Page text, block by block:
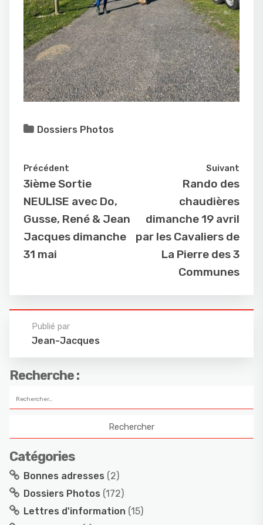
Dossiers Photos
Précédent
3ième Sortie
NEULISE avec Do,
Gusse, René & Jean
Jacques dimanche
31 mai
Suivant
Rando des
chaudières
dimanche 19 avril
par les Cavaliers de
La Pierre des 3
Communes
Publié par
Jean-Jacques
Recherche :
Catégories
Bonnes adresses (2)
Dossiers Photos (172)
Lettres d'information (15)